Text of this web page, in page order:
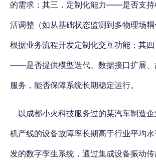
的需求；其三，定制化能力——是否支持
活调整（如从基础状态监测到多物理场
根据业务流程开发定制化交互功能；其
——是否提供模型迭代、数据接口扩展、
服务，能否保障系统长期稳定运行。
以成都小火科技服务过的某汽车制造
机产线的设备故障率长期高于行业平均
发的数字孪生系统，通过集成设备振动